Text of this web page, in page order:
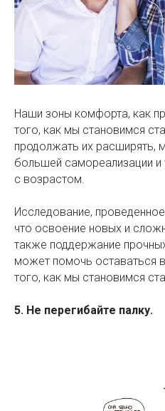
Наши зоны комфорта, как
того, как мы становимся
продолжать их расширять,
большей самореализации и
с возрастом.
Исследование,
что освоение новых и
также поддержание
может помочь оставаться
того, как мы становимся
5. Не перегибайте палку.